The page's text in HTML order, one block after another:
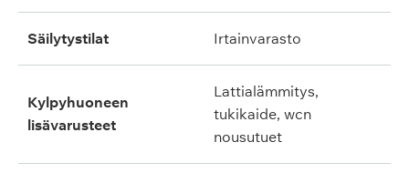
säilytystilat irtainvarasto
kylpyhuoneen
lisävarusteet
lattialämmitys,
tukikaide, wcn
nousutuet